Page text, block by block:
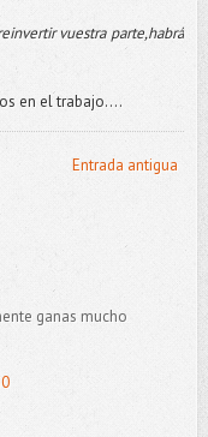
vuestra parte,habrá
en el trabajo….
Entrada antigua
ganas mucho